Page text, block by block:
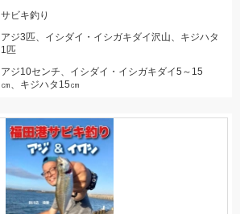
サビキ釣り
アジ3匹、イシダイ・イシガキダイ沢山、キジハタ
1匹
アジ10センチ、イシダイ・イシガキダイ5～15
㎝、キジハタ15㎝